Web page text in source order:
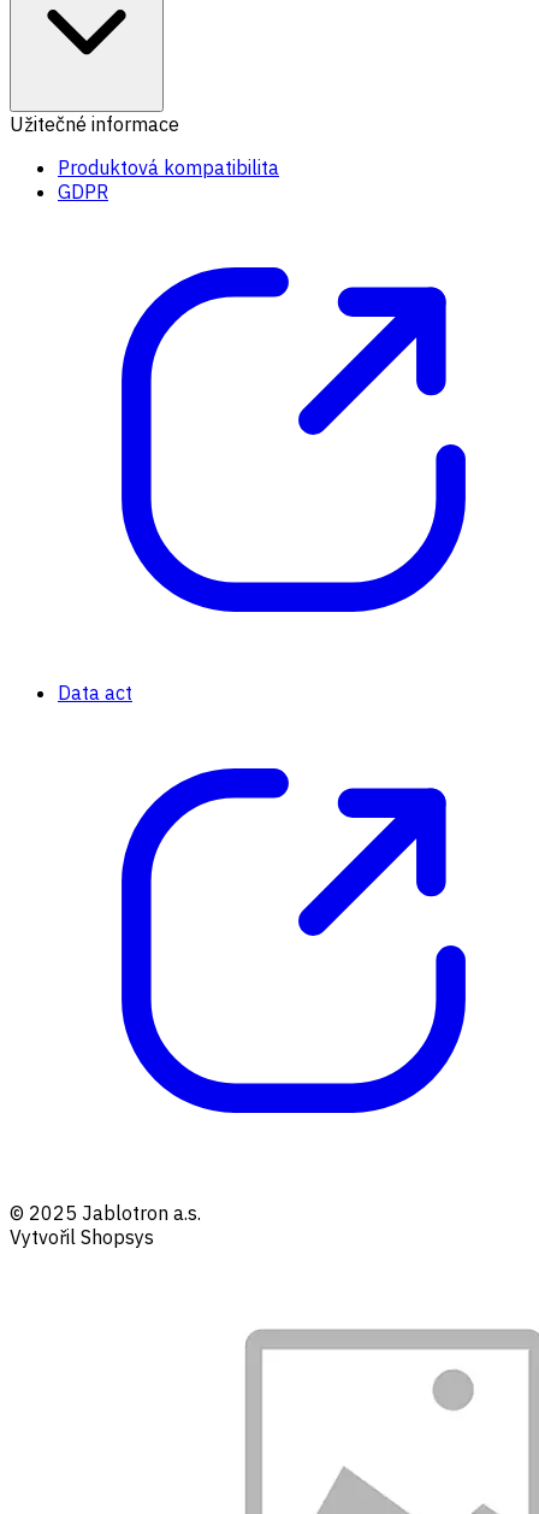
Užitečné informace
Produktová kompatibilita
GDPR
Data act
© 2025 Jablotron a.s.
Vytvořil Shopsys